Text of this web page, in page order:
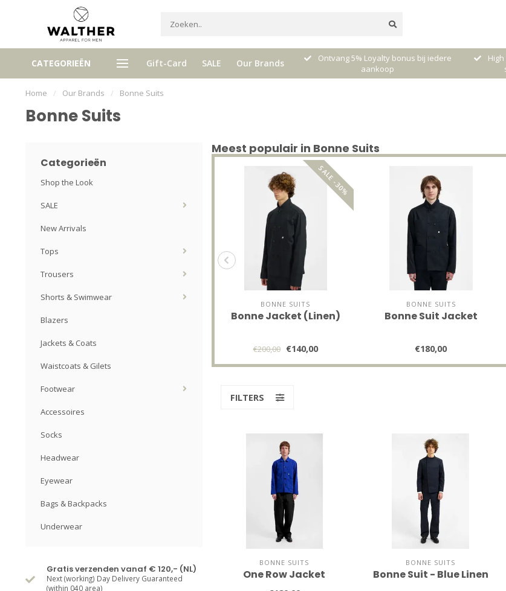
CATEGORIEËN Gift-Card SALE Our Brands
Gratis verzenden vanaf € 120,- (NL)
Ontvang 5% Loyalty bonus bij iedere
aankoop
High quality brands with authentic
stories and traditions
Home / Our Brands / Bonne Suits
Bonne Suits
Categorieën
Shop the Look
SALE
New Arrivals
Tops
Trousers
Shorts & Swimwear
Blazers
Jackets & Coats
Waistcoats & Gilets
Footwear
Accessoires
Socks
Headwear
Eyewear
Bags & Backpacks
Underwear
Gratis verzenden vanaf € 120,- (NL)
Next (working) Day Delivery Guaranteed
(within 040 area)
Meest populair in Bonne Suits
SALE -30%
BONNE SUITS
Bonne Jacket (Linen)
€200,00 €140,00
BONNE SUITS
Bonne Suit Jacket
€180,00
FILTERS
BONNE SUITS
One Row Jacket
BONNE SUITS
Bonne Suit - Blue Linen